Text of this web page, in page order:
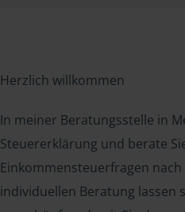
Herzlich willkommen
In meiner Beratungsstelle in
Steuererklärung und berate
Einkommensteuerfragen nach
individuellen Beratung lassen